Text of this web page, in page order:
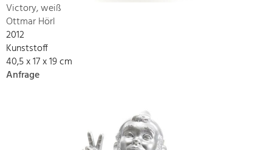
Victory, weiß
Ottmar Hörl
2012
Kunststoff
40,5 x 17 x 19 cm
Anfrage